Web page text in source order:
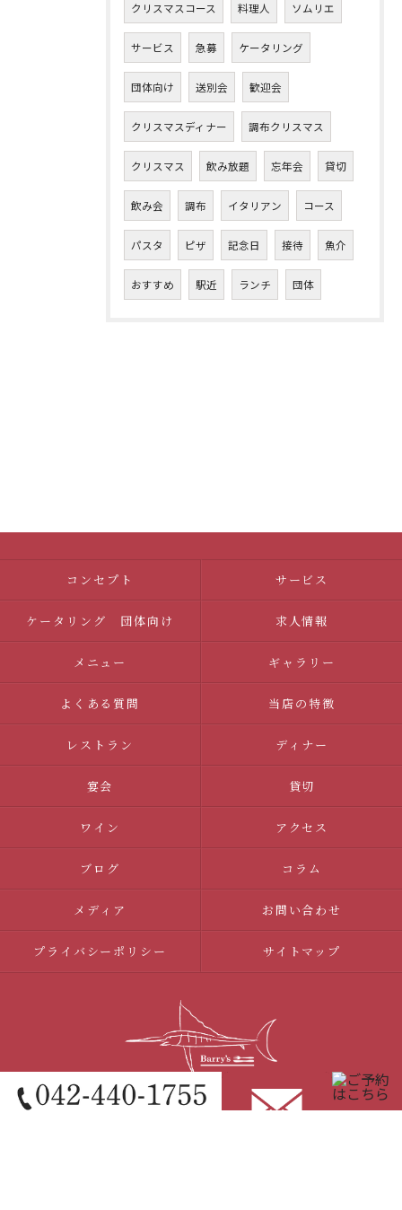
クリスマスコース 料理人 ソムリエ
サービス 急募 ケータリング
団体向け 送別会 歓迎会
クリスマスディナー 調布クリスマス
クリスマス 飲み放題 忘年会 貸切
飲み会 調布 イタリアン コース
パスタ ピザ 記念日 接待 魚介
おすすめ 駅近 ランチ 団体
コンセプト サービス
ケータリング 団体向け 求人情報
メニュー ギャラリー
よくある質問 当店の特徴
レストラン ディナー
宴会 貸切
ワイン アクセス
ブログ コラム
メディア お問い合わせ
プライバシーポリシー サイトマップ